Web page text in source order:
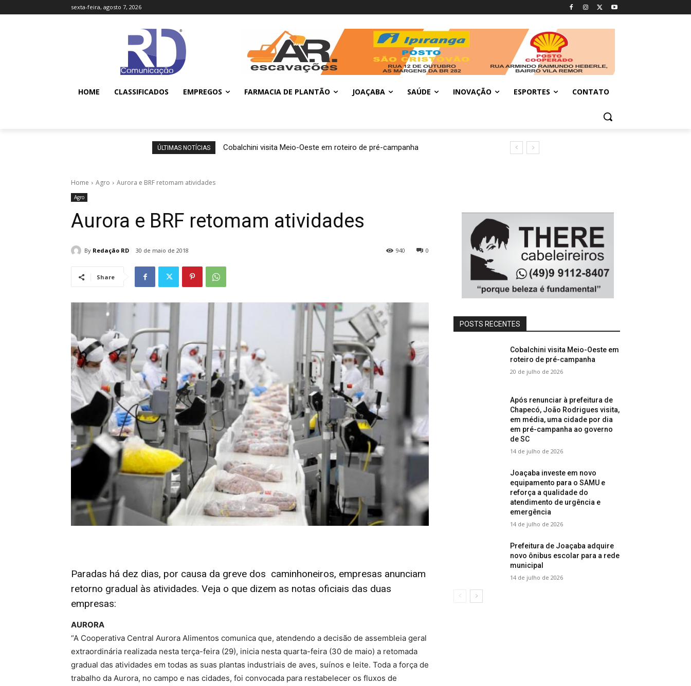
sexta-feira, agosto 7, 2026
HOME CLASSIFICADOS EMPREGOS FARMACIA DE PLANTÃO JOAÇABA SAÚDE INOVAÇÃO ESPORTES CONTATO
ÚLTIMAS NOTÍCIAS Cobalchini visita Meio-Oeste em roteiro de pré-campanha
Home Agro Aurora e BRF retomam atividades
Agro
Aurora e BRF retomam atividades
By Redação RD 30 de maio de 2018 0
940
Share
Paradas há dez dias, por causa da greve dos caminhoneiros, empresas anunciam
retorno gradual às atividades. Veja o que dizem as notas oficiais das duas
empresas:
AURORA
“A Cooperativa Central Aurora Alimentos comunica que, atendendo a decisão de assembleia geral
extraordinária realizada nesta terça-feira (29), inicia nesta quarta-feira (30 de maio) a retomada
gradual das atividades em todas as suas plantas industriais de aves, suínos e leite. Toda a força de
trabalho da Aurora, no campo e nas cidades, foi convocada para restabelecer os fluxos de
POSTS RECENTES
Cobalchini visita Meio-Oeste em
roteiro de pré-campanha
20 de julho de 2026
Após renunciar à prefeitura de
Chapecó, João Rodrigues visita,
em média, uma cidade por dia
em pré-campanha ao governo
de SC
14 de julho de 2026
Joaçaba investe em novo
equipamento para o SAMU e
reforça a qualidade do
atendimento de urgência e
emergência
14 de julho de 2026
Prefeitura de Joaçaba adquire
novo ônibus escolar para a rede
municipal
14 de julho de 2026